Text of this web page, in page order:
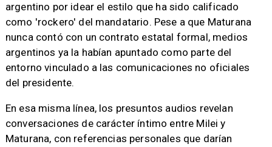
argentino por idear el estilo que ha sido calificado
como 'rockero' del mandatario. Pese a que Maturana
nunca contó con un contrato estatal formal, medios
argentinos ya la habían apuntado como parte del
entorno vinculado a las comunicaciones no oficiales
del presidente.
En esa misma línea, los presuntos audios revelan
conversaciones de carácter íntimo entre Milei y
Maturana, con referencias personales que darían